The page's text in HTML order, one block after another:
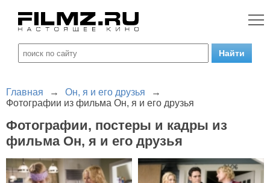
Главная → Он, я и его друзья
→
Фотографии из фильма Он, я и его друзья
Фотографии, постеры и кадры из
фильма Он, я и его друзья